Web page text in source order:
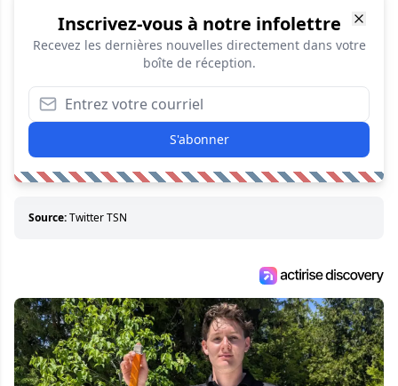
Inscrivez-vous à notre infolettre
Recevez les dernières nouvelles directement dans votre
boîte de réception.
S'abonner
Source:Twitter TSN